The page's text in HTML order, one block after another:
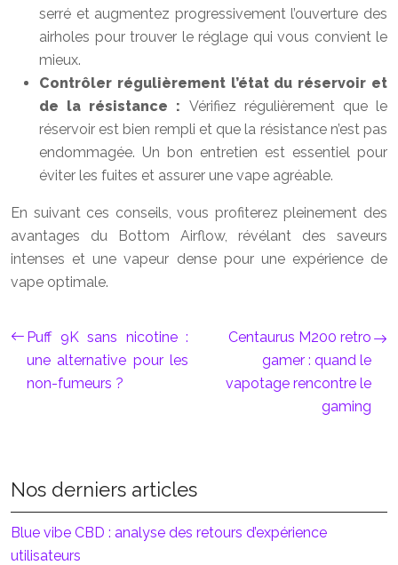
serré et augmentez progressivement l’ouverture des
airholes pour trouver le réglage qui vous convient le
mieux.
Contrôler régulièrement l’état du réservoir et
de la résistance : Vérifiez régulièrement que le
réservoir est bien rempli et que la résistance n’est pas
endommagée. Un bon entretien est essentiel pour
éviter les fuites et assurer une vape agréable.
En suivant ces conseils, vous profiterez pleinement des
avantages du Bottom Airflow, révélant des saveurs
intenses et une vapeur dense pour une expérience de
vape optimale.
Puff 9K sans nicotine :
une alternative pour les
non-fumeurs ?
Centaurus M200 retro
gamer : quand le
vapotage rencontre le
gaming
Nos derniers articles
Blue vibe CBD : analyse des retours d’expérience
utilisateurs